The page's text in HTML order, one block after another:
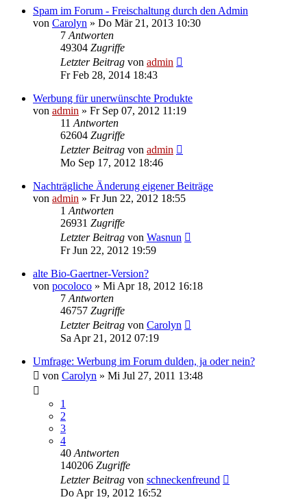
Spam im Forum - Freischaltung durch den Admin
von Carolyn » Do Mär 21, 2013 10:30
7 Antworten
49304 Zugriffe
Letzter Beitrag von admin
Fr Feb 28, 2014 18:43
Werbung für unerwünschte Produkte
von admin » Fr Sep 07, 2012 11:19
11 Antworten
62604 Zugriffe
Letzter Beitrag von admin
Mo Sep 17, 2012 18:46
Nachträgliche Änderung eigener Beiträge
von admin » Fr Jun 22, 2012 18:55
1 Antworten
26931 Zugriffe
Letzter Beitrag von Wasnun
Fr Jun 22, 2012 19:59
alte Bio-Gaertner-Version?
von pocoloco » Mi Apr 18, 2012 16:18
7 Antworten
46757 Zugriffe
Letzter Beitrag von Carolyn
Sa Apr 21, 2012 07:19
Umfrage: Werbung im Forum dulden, ja oder nein?
von Carolyn » Mi Jul 27, 2011 13:48
1
2
3
4
40 Antworten
140206 Zugriffe
Letzter Beitrag von schneckenfreund
Do Apr 19, 2012 16:52